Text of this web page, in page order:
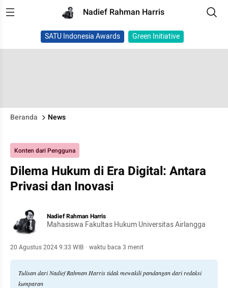
Nadief Rahman Harris
SATU Indonesia Awards Green Initiative
Beranda News
Konten dari Pengguna
Dilema Hukum di Era Digital: Antara
Privasi dan Inovasi
Nadief Rahman Harris
Mahasiswa Fakultas Hukum Universitas Airlangga
20 Agustus 2024 9:33 WIB · waktu baca 3 menit
Tulisan dari Nadief Rahman Harris tidak mewakili pandangan dari redaksi
kumparan